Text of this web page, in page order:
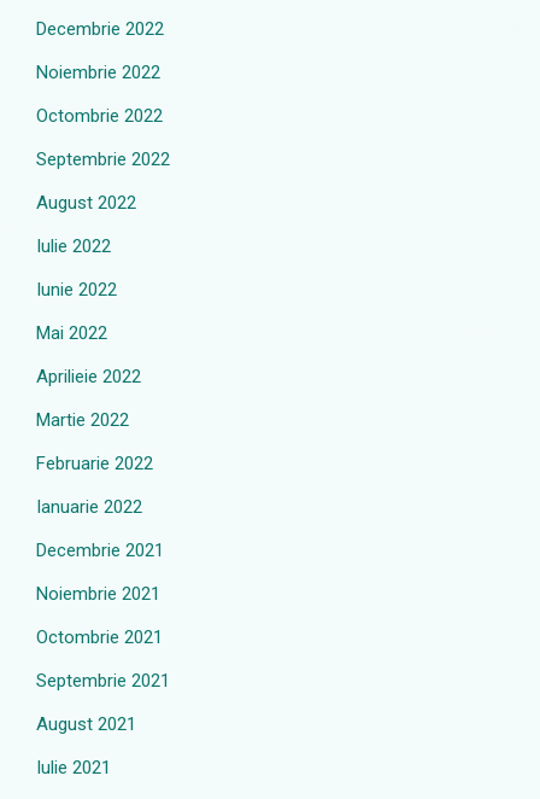
Decembrie 2022
Noiembrie 2022
Octombrie 2022
Septembrie 2022
August 2022
Iulie 2022
Iunie 2022
Mai 2022
Aprilieie 2022
Martie 2022
Februarie 2022
Ianuarie 2022
Decembrie 2021
Noiembrie 2021
Octombrie 2021
Septembrie 2021
August 2021
Iulie 2021